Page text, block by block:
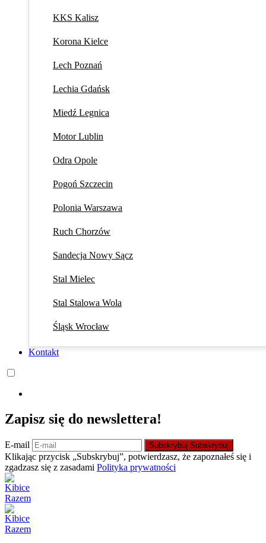
KKS Kalisz
Korona Kielce
Lech Poznań
Lechia Gdańsk
Miedź Legnica
Motor Lublin
Odra Opole
Pogoń Szczecin
Polonia Warszawa
Ruch Chorzów
Sandecja Nowy Sącz
Stal Mielec
Stal Stalowa Wola
Śląsk Wrocław
Kontakt
Zapisz się do newslettera!
E-mail Subskrybuj Subskrybuj
Klikając przycisk „Subskrybuj”, potwierdzasz, że zapoznałeś się i
zgadzasz się z zasadami Polityka prywatności